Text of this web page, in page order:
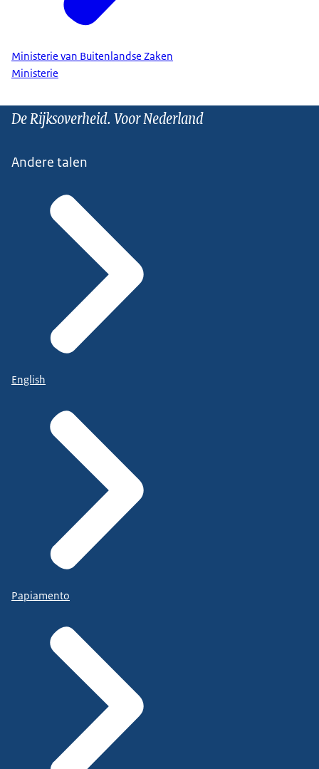
Ministerie van Buitenlandse Zaken
Ministerie
De Rijksoverheid. Voor Nederland
Andere talen
English
Papiamento